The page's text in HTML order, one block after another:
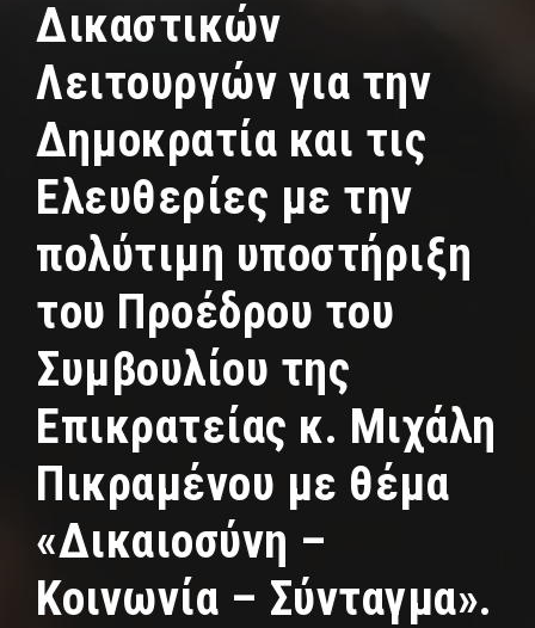
Δικαστικών
Λειτουργών για την
Δημοκρατία και τις
Ελευθερίες με την
πολύτιμη υποστήριξη
του Προέδρου του
Συμβουλίου της
Επικρατείας κ. Μιχάλη
Πικραμένου με θέμα
«Δικαιοσύνη –
Κοινωνία – Σύνταγμα».